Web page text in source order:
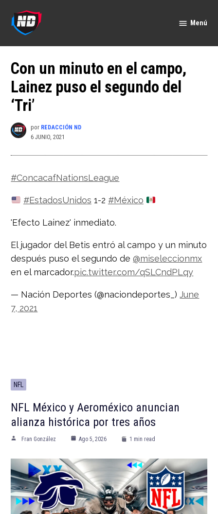
contenido
Menú
Con un minuto en el campo,
Lainez puso el segundo del
‘Tri’
por REDACCIÓN ND
6 JUNIO, 2021
#ConcacafNationsLeague
#EstadosUnidos 1-2 #México
'Efecto Lainez' inmediato.
El jugador del Betis entró al campo y un minuto
después puso el segundo de@miseleccionmx
en el marcador.pic.twitter.com/qSLCndPLqy
— Nación Deportes (@naciondeportes_)June
7, 2021
NFL
NFL México y Aeroméxico anuncian
alianza histórica por tres años
Fran González Ago 5, 2026 1 min read